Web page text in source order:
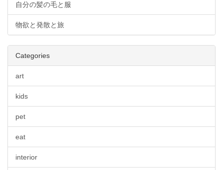
自分の髪の毛と服
物欲と発散と旅
Categories
art
kids
pet
eat
interior